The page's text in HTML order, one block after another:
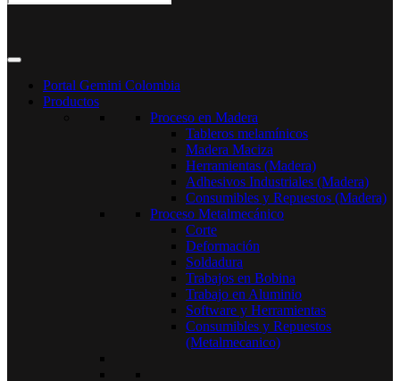
Portal Gemini Colombia
Productos
Proceso en Madera
Tableros melamínicos
Madera Maciza
Herramientas (Madera)
Adhesivos Industriales (Madera)
Consumibles y Repuestos (Madera)
Proceso Metalmecánico
Corte
Deformación
Soldadura
Trabajos en Bobina
Trabajo en Aluminio
Software y Herramientas
Consumibles y Repuestos
(Metalmecanico)